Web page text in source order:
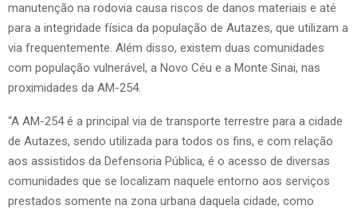
manutenção na rodovia causa riscos de danos materiais e até
para a integridade física da população de Autazes, que utilizam a
via frequentemente. Além disso, existem duas comunidades
com população vulnerável, a Novo Céu e a Monte Sinai, nas
proximidades da AM-254.
“A AM-254 é a principal via de transporte terrestre para a cidade
de Autazes, sendo utilizada para todos os fins, e com relação
aos assistidos da Defensoria Pública, é o acesso de diversas
comunidades que se localizam naquele entorno aos serviços
prestados somente na zona urbana daquela cidade, como